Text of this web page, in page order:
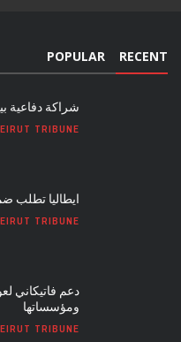
RECENT
POPULAR
شراكة دفاعية
TRIBUNE
ايطاليا تطلب
TRIBUNE
دعم فاتيكاني
ومؤسساتها
TRIBUNE